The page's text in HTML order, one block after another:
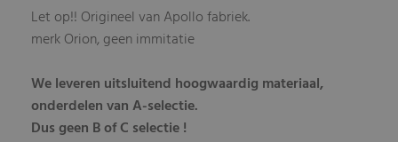
Let op!! Origineel van Apollo fabriek.
merk Orion, geen immitatie
We leveren uitsluitend hoogwaardig materiaal,
onderdelen van A-selectie.
Dus geen B of C selectie !